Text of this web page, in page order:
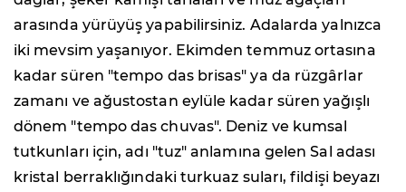
arasında yürüyüş yapabilirsiniz. Adalarda yalnızca
iki mevsim yaşanıyor. Ekimden temmuz ortasına
kadar süren "tempo das brisas" ya da rüzgârlar
zamanı ve ağustostan eylüle kadar süren yağışlı
dönem "tempo das chuvas". Deniz ve kumsal
tutkunları için, adı "tuz" anlamına gelen Sal adası
kristal berraklığındaki turkuaz suları, fildişi beyazı